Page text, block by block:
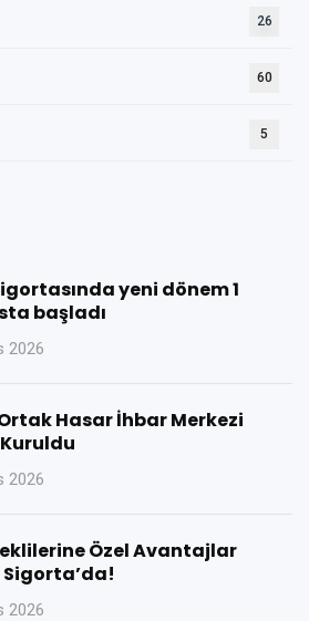
26
60
5
yeni dönem 1
başladı
2026
Hasar İhbar Merkezi
2026
Özel Avantajlar
2026